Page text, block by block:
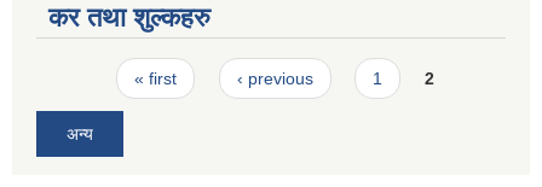
कर तथा शुल्कहरु
Pages« first ‹ previous 1 2
अन्य